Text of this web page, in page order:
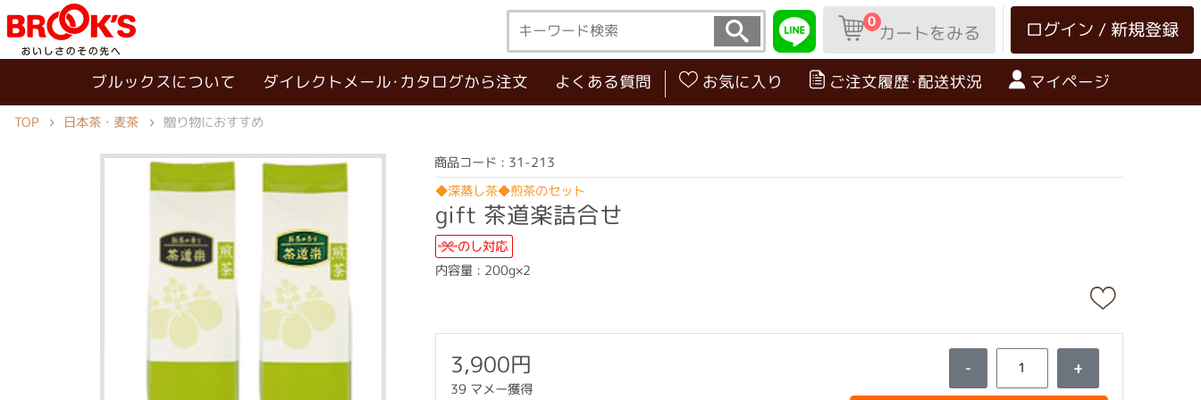
ログイン / 新規登録
0カートをみる
ブルックスについて ダイレクトメール･カタログから注文 よくある質問 お気に入り ご注文履歴･配送状況 マイページ
TOP 日本茶・麦茶 贈り物におすすめ
商品コード : 31-213
◆深蒸し茶◆煎茶のセット
gift 茶道楽詰合せ
のし対応
内容量 : 200g×2
3,900円
39 マメー獲得
- +